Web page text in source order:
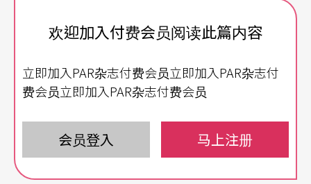
等，当中更夹杂著对社会、政治以至中国传统文化
议题的深刻讨论，并对种种既有的戏剧概念提出批
不过，种种加诸「戏剧」的前置辞，如实验、多媒
体、先锋、后现代、政治剧场等，都不足以概括其
作品的重点所在，更遑论给他一个「类型」的定
义。在过去二十多年间，他透过创作不断辩证，自
欢迎加入付费会员阅读此篇内容
立即加入PAR杂志付费会员立即加入PAR杂志付
费会员立即加入PAR杂志付费会员
会员登入 马上注册